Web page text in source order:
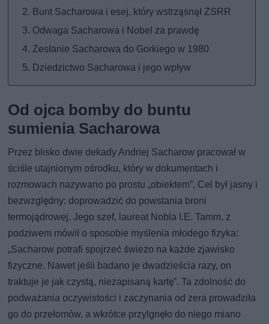
Bunt Sacharowa i esej, który wstrząsnął ZSRR
Odwaga Sacharowa i Nobel za prawdę
Zesłanie Sacharowa do Gorkiego w 1980
Dziedzictwo Sacharowa i jego wpływ
Od ojca bomby do buntu
sumienia Sacharowa
Przez blisko dwie dekady Andriej Sacharow pracował w
ściśle utajnionym ośrodku, który w dokumentach i
rozmowach nazywano po prostu „obiektem”. Cel był jasny i
bezwzględny: doprowadzić do powstania broni
termojądrowej. Jego szef, laureat Nobla I.E. Tamm, z
podziwem mówił o sposobie myślenia młodego fizyka:
„Sacharow potrafi spojrzeć świeżo na każde zjawisko
fizyczne. Nawet jeśli badano je dwadzieścia razy, on
traktuje je jak czystą, niezapisaną kartę”. Ta zdolność do
podważania oczywistości i zaczynania od zera prowadziła
go do przełomów, a wkrótce przylgnęło do niego miano